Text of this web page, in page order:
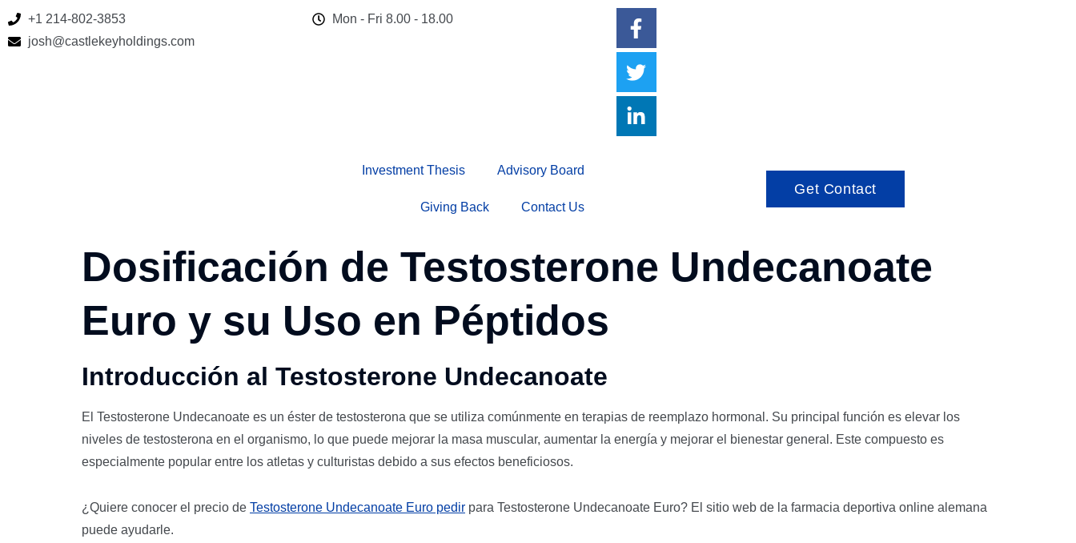
+1 214-802-3853
josh@castlekeyholdings.com
Mon - Fri 8.00 - 18.00
Investment Thesis Advisory Board
Giving Back Contact Us
Get Contact
Dosificación de Testosterone Undecanoate
Euro y su Uso en Péptidos
Introducción al Testosterone Undecanoate
El Testosterone Undecanoate es un éster de testosterona que se utiliza comúnmente en terapias de reemplazo hormonal. Su principal función es elevar los
niveles de testosterona en el organismo, lo que puede mejorar la masa muscular, aumentar la energía y mejorar el bienestar general. Este compuesto es
especialmente popular entre los atletas y culturistas debido a sus efectos beneficiosos.
¿Quiere conocer el precio de Testosterone Undecanoate Euro pedir para Testosterone Undecanoate Euro? El sitio web de la farmacia deportiva online alemana
puede ayudarle.